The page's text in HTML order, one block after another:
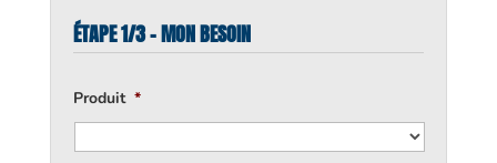
ÉTAPE 1/3 - MON BESOIN
Produit *